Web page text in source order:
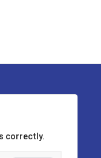
correctly.